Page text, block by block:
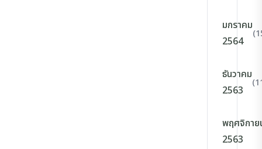
มกราคม
2564
ธันวาคม
2563
พฤศจิกาย
2563